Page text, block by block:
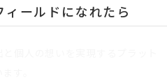
ールドになれたら
個人の想いを実現するプラット
す。